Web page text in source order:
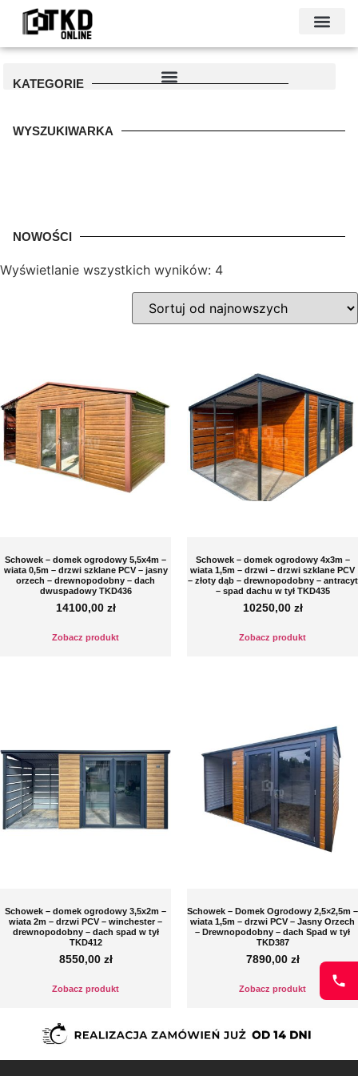
KATEGORIE
WYSZUKIWARKA
NOWOŚCI
Wyświetlanie wszystkich wyników: 4
Schowek – domek ogrodowy 5,5x4m –
wiata 0,5m – drzwi szklane PCV – jasny
orzech – drewnopodobny – dach
dwuspadowy TKD436
14100,00 zł
Zobacz produkt
Schowek – domek ogrodowy 4x3m –
wiata 1,5m – drzwi – drzwi szklane PCV
– złoty dąb – drewnopodobny – antracyt
– spad dachu w tył TKD435
10250,00 zł
Zobacz produkt
Schowek – domek ogrodowy 3,5x2m –
wiata 2m – drzwi PCV – winchester –
drewnopodobny – dach spad w tył
TKD412
8550,00 zł
Zobacz produkt
Schowek – Domek Ogrodowy 2,5×2,5m –
wiata 1,5m – drzwi PCV – Jasny Orzech
– Drewnopodobny – dach Spad w tył
TKD387
7890,00 zł
Zobacz produkt